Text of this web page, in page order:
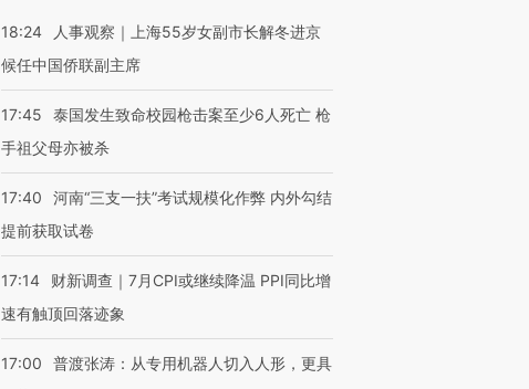
18:24
人事观察｜上海55岁女副市长解冬进京
候任中国侨联副主席
17:45
泰国发生致命校园枪击案至少6人死亡 枪
手祖父母亦被杀
17:40
河南“三支一扶”考试规模化作弊 内外勾结
提前获取试卷
17:14
财新调查｜7月CPI或继续降温 PPI同比增
速有触顶回落迹象
17:00
普渡张涛：从专用机器人切入人形，更具